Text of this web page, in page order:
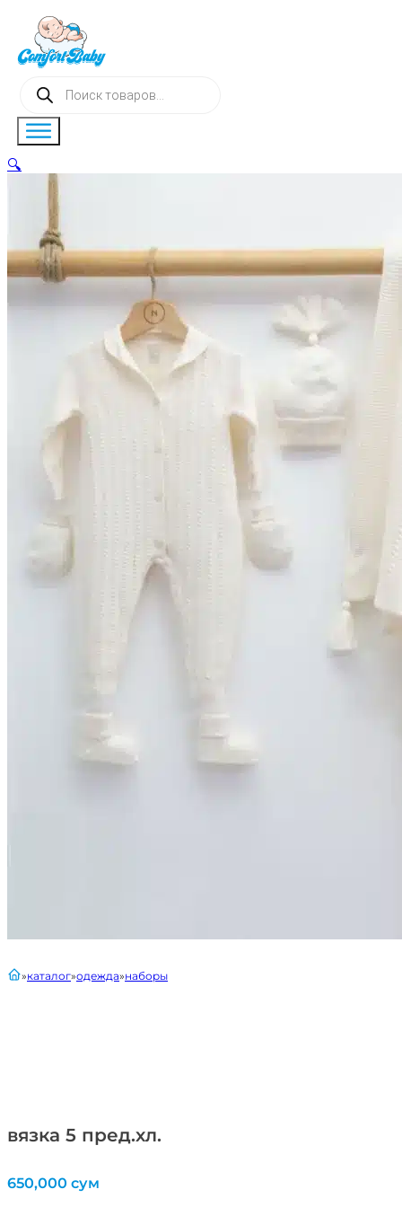
Поиск
товаров
вязка 5 пред.хл.
главнаякаталог одежда наборы
650,000 сум
🔍